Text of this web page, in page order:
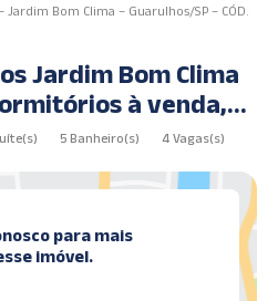
Bom Clima – Guarulhos/SP – CÓD.
Jardim Bom Clima
à venda,
– Jardim Bom
5 Banheiro(s)
4 Vagas(s)
para mais
imóvel.